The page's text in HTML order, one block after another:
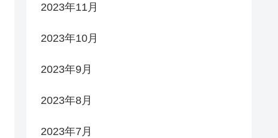
2023年11月
2023年10月
2023年9月
2023年8月
2023年7月